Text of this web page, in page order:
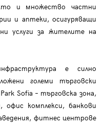
и множество частни
и аптеки, осигуряващи
услуги за жителите на
е силно
големи търговски
Sofia – търговска зона,
офис комплекси, банкови
фитнес центрове